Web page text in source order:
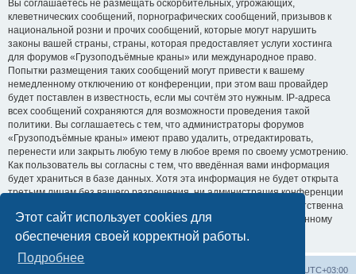
Этот сайт использует cookies для
обеспечения своей корректной работы.
Подробнее
Вы соглашаетесь не размещать оскорбительных, угрожающих,
клеветнических сообщений, порнографических сообщений, призывов к
национальной розни и прочих сообщений, которые могут нарушить
законы вашей страны, страны, которая предоставляет услуги хостинга
для форумов «Грузоподъёмные краны» или международное право.
Попытки размещения таких сообщений могут привести к вашему
немедленному отключению от конференции, при этом ваш провайдер
будет поставлен в известность, если мы сочтём это нужным. IP-адреса
всех сообщений сохраняются для возможности проведения такой
политики. Вы соглашаетесь с тем, что администраторы форумов
«Грузоподъёмные краны» имеют право удалить, отредактировать,
перенести или закрыть любую тему в любое время по своему усмотрению.
Как пользователь вы согласны с тем, что введённая вами информация
будет храниться в базе данных. Хотя эта информация не будет открыта
третьим лицам без вашего разрешения, ни администрация конференции
«Грузоподъёмные краны», ни phpBB Limited не может быть ответственна
за действия хакеров, которые могут привести к несанкционированному
доступу к ней.
UTC+03:00